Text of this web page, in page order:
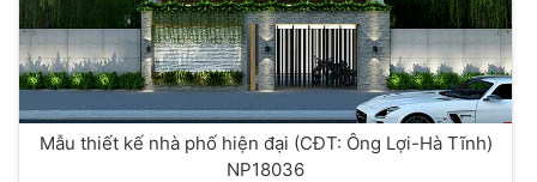
Mẫu thiết kế nhà phố hiện đại (CĐT: Ông Lợi-Hà Tĩnh)
NP18036